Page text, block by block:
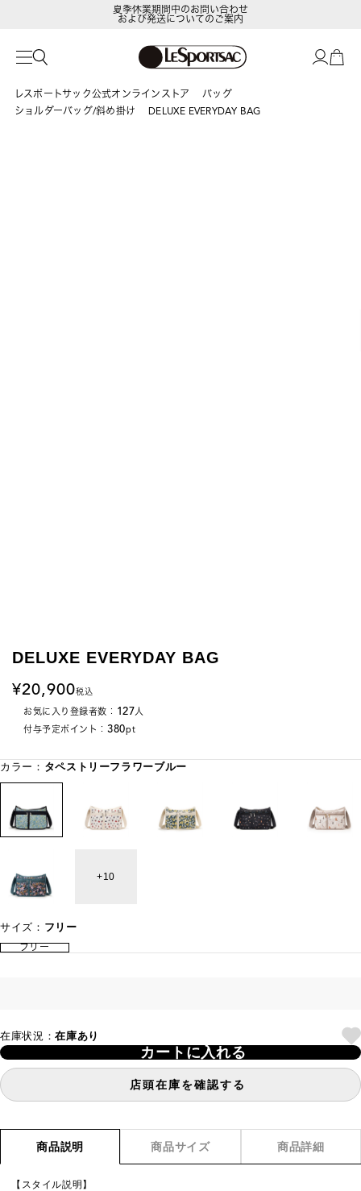
ポイントアップキャンペーン開催中
夏季休業期間中のお問い合わせ
および発送についてのご案内
レスポートサック公式オンラインストア
バッグ
ショルダーバッグ/斜め掛け
DELUXE EVERYDAY BAG
DELUXE EVERYDAY BAG
20,900税込
お気に入り登録者数： 127人
付与予定ポイント： 380pt
カラー： タペストリーフラワーブルー
10
サイズ： フリー
フリー
在庫状況：在庫あり
カートに入れる
店頭在庫を確認する
商品説明 商品サイズ 商品詳細
【スタイル説明】